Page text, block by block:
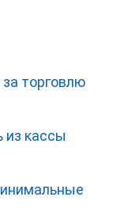
торговлю
из кассы